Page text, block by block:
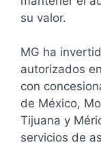
su valor.
MG ha
autorizados
con
de México,
Tijuana y
servicios de